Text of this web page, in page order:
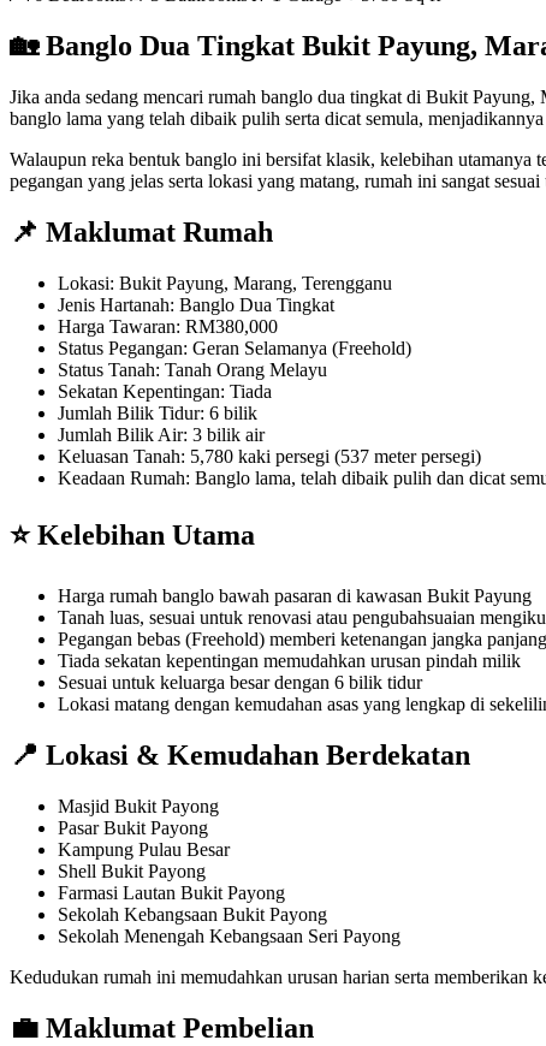
🏡 Banglo Dua Tingkat Bukit Payung,
Jika anda sedang mencari rumah banglo dua tingkat di Bukit
banglo lama yang telah dibaik pulih serta dicat semula,
Walaupun reka bentuk banglo ini bersifat klasik, kelebihan utamanya
pegangan yang jelas serta lokasi yang matang, rumah ini sangat
📌 Maklumat Rumah
Lokasi: Bukit Payung, Marang, Terengganu
Jenis Hartanah: Banglo Dua Tingkat
Harga Tawaran: RM380,000
Status Pegangan: Geran Selamanya (Freehold)
Status Tanah: Tanah Orang Melayu
Sekatan Kepentingan: Tiada
Jumlah Bilik Tidur: 6 bilik
Jumlah Bilik Air: 3 bilik air
Keluasan Tanah: 5,780 kaki persegi (537 meter persegi)
Keadaan Rumah: Banglo lama, telah dibaik pulih dan dicat
⭐ Kelebihan Utama
Harga rumah banglo bawah pasaran di kawasan Bukit Payung
Tanah luas, sesuai untuk renovasi atau pengubahsuaian
Pegangan bebas (Freehold) memberi ketenangan jangka panjang
Tiada sekatan kepentingan memudahkan urusan pindah milik
Sesuai untuk keluarga besar dengan 6 bilik tidur
Lokasi matang dengan kemudahan asas yang lengkap di
📍 Lokasi & Kemudahan Berdekatan
Masjid Bukit Payong
Pasar Bukit Payong
Kampung Pulau Besar
Shell Bukit Payong
Farmasi Lautan Bukit Payong
Sekolah Kebangsaan Bukit Payong
Sekolah Menengah Kebangsaan Seri Payong
Kedudukan rumah ini memudahkan urusan harian serta memberikan
💼 Maklumat Pembelian